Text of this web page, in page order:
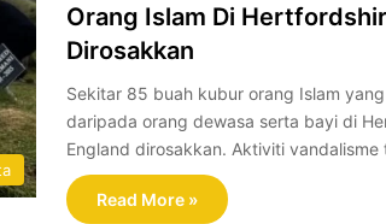
Orang Islam Di
Dirosakkan
Sekitar 85 buah kubur orang Islam
daripada orang dewasa serta bayi di
England dirosakkan. Aktiviti
Read More »